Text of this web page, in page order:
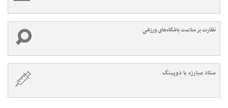
نظارت بر سلامت باشگاه‌های ورزشی
ستاد مبارزه با دوپینگ